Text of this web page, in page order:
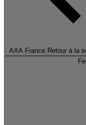
AXA France Retour à la